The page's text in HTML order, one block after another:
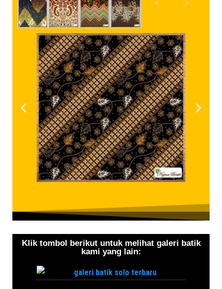
Klik tombol berikut untuk melihat galeri batik
kami yang lain: